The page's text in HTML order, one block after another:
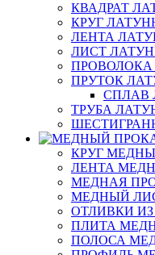
КВАДРАТ
КРУГ
ЛЕНТА
ЛИСТ
ПРУТОК
СПЛАВ
ТРУБА
КРУГ
ЛЕНТА
МЕДНАЯ
МЕДНЫЙ
ОТЛИВКИ
ПЛИТА
ПОЛОСА